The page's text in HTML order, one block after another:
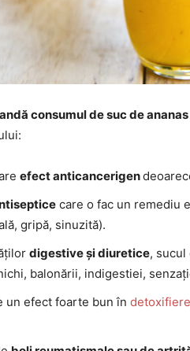
consumul de suc de ananas
efect anticancerigen
care o fac un remediu
gripă, sinuzită).
digestive și diuretice, sucul
balonării, indigestiei,
un efect foarte bun în